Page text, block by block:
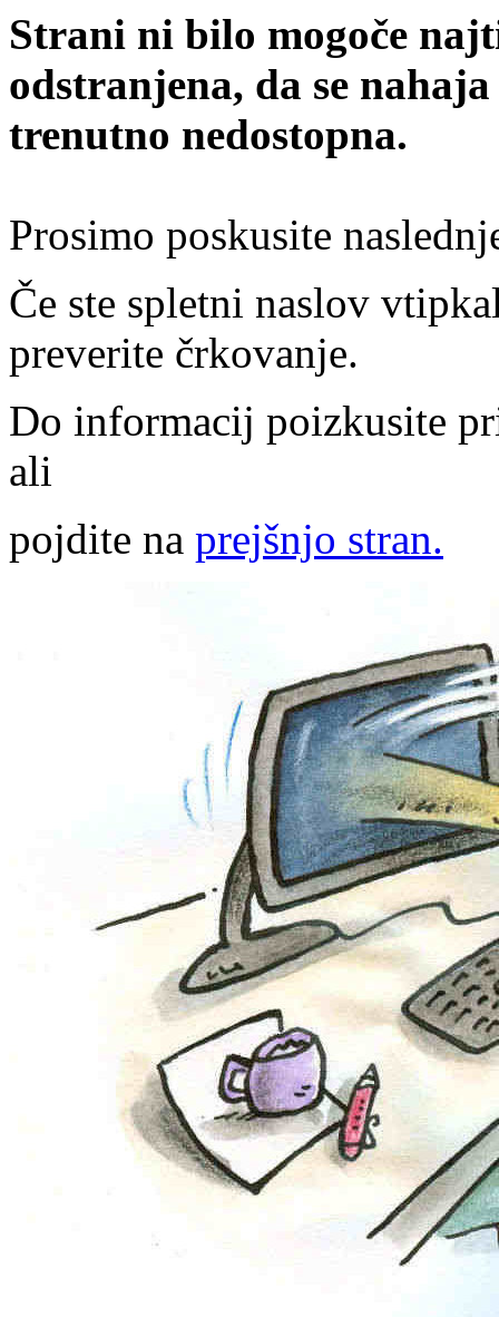
Strani ni bilo mogoče
odstranjena, da se
trenutno nedostopna.
Prosimo poskusite
Če ste spletni naslov
preverite črkovanje.
Do informacij poizkusite
ali
pojdite na prejšnjo stran.